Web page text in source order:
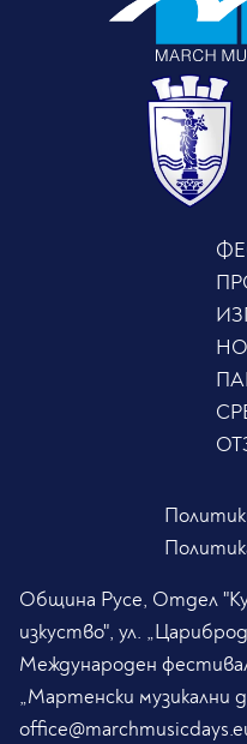
Община Русе, Отдел
изкуство", ул.
Международен
„Мартенски музикални